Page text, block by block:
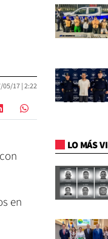
05/17 |2:22
en
LO MÁS